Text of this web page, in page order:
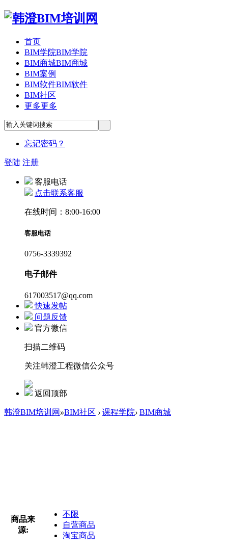
首页
BIM学院BIM学院
BIM商城BIM商城
BIM案例
BIM软件BIM软件
BIM社区
更多更多
忘记密码？
登陆 注册
客服电话
点击联系客服
在线时间：8:00-16:00
客服电话
0756-3339392
电子邮件
617003517@qq.com
快速发帖
问题反馈
官方微信
扫描二维码
关注韩澄工程微信公众号
返回顶部
韩澄BIM培训网 »BIM社区 › 课程学院› BIM商城
商品来
源:
不限
自营商品
淘宝商品